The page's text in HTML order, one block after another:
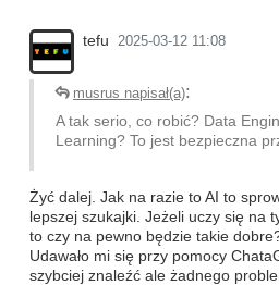
tefu 2025-03-12 11:08
musrus napisał(a):
A tak serio, co robić? Data
Learning? To jest bezpieczna
Żyć dalej. Jak na razie to AI to
lepszej szukajki. Jeżeli uczy się na
to czy na pewno będzie takie
Udawało mi się przy pomocy
szybciej znaleźć ale żadnego